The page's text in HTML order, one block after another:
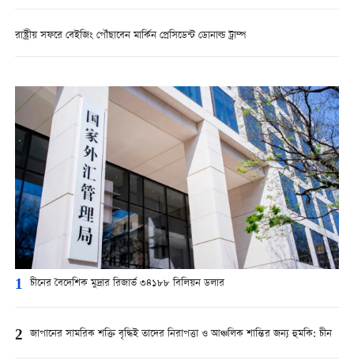
রাষ্ট্রীয় সফরে বেইজিং পৌঁছাবেন মার্কিন প্রেসিডেন্ট ডোনাল্ড ট্রাম্প
1 চীনের বৈদেশিক মুদ্রার রিজার্ভ ৩৪১৮৮ বিলিয়ন ডলার
2 জাপানের সামরিক শক্তি বৃদ্ধিই তাদের নিরাপত্তা ও আঞ্চলিক শান্তির জন্য হুমকি: চীন